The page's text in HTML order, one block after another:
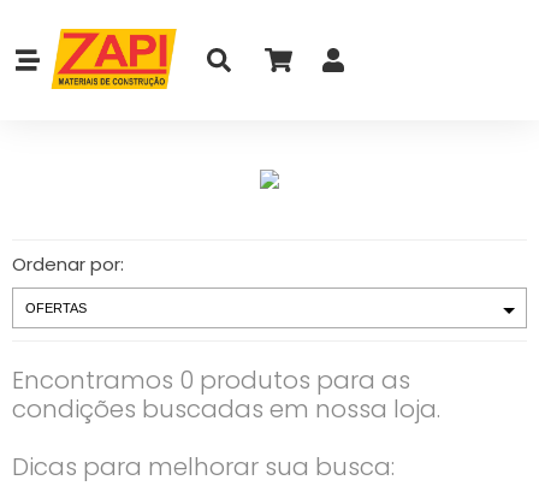
Ordenar por:
Encontramos 0 produtos para as
condições buscadas em nossa loja.
Dicas para melhorar sua busca: